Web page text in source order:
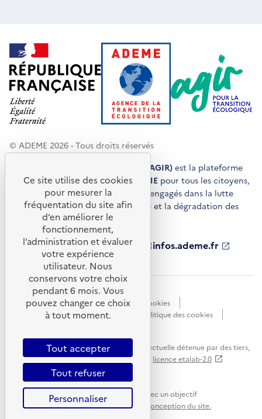
© ADEME 2026 - Tous droits réservés
Agir pour la transition écologique (AGIR) est la plateforme
de conseils et de services de l'ADEME pour tous les citoyens,
acteurs économiques et territoires engagés dans la lutte
contre le réchauffement climatique et la dégradation des
ressources.
ademe.fr
S'ouvre
nouvelle
fenêtre
librairie.ademe.fr
S'ouvre
dans
une
nouvelle
fenêtre
infos.ademe.fr
S'ouvre
nouvelle
ademe.fr/presse
S'ouvre
nouvelle
fenêtre
Accessibilité : non conforme
Données personnelles
Gestion des cookies
Mentions légales
Plan du site
Politique des cookies
dans
nouvelle
Sauf mention explicite de propriété intellectuelle détenue par des tiers,
les contenus de ce site sont proposés sous licence etalab-2.0
Ce site internet est pensé et développé avec un objectif
d'écoconception.En savoir plus sur l'écoconception du site.
Ce site utilise des cookies
pour mesurer la
fréquentation du site afin
d’en améliorer le
fonctionnement,
l’administration et évaluer
votre expérience
utilisateur. Nous
conservons votre choix
pendant 6 mois. Vous
pouvez changer ce choix
à tout moment.
Tout accepter
Tout refuser
Personnaliser